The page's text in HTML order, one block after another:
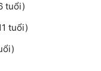
tuổi)
tuổi)